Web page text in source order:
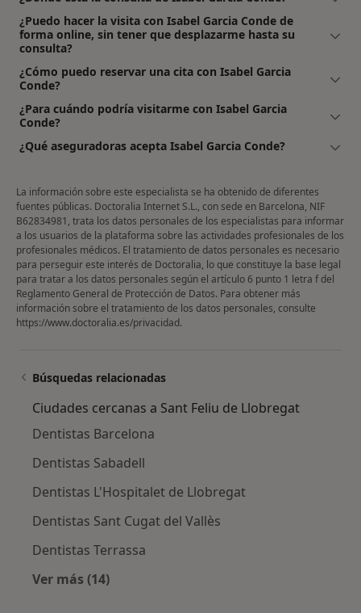
¿Puedo hacer la visita con Isabel Garcia Conde de
forma online, sin tener que desplazarme hasta su
consulta?
¿Cómo puedo reservar una cita con Isabel Garcia
Conde?
¿Para cuándo podría visitarme con Isabel Garcia
Conde?
¿Qué aseguradoras acepta Isabel Garcia Conde?
La información sobre este especialista se ha obtenido de diferentes
fuentes públicas. Doctoralia Internet S.L., con sede en Barcelona, NIF
B62834981, trata los datos personales de los especialistas para informar
a los usuarios de la plataforma sobre las actividades profesionales de los
profesionales médicos. El tratamiento de datos personales es necesario
para perseguir este interés de Doctoralia, lo que constituye la base legal
para tratar a los datos personales según el artículo 6 punto 1 letra f del
Reglamento General de Protección de Datos. Para obtener más
información sobre el tratamiento de los datos personales, consulte
https://www.doctoralia.es/privacidad.
Búsquedas relacionadas
Ciudades cercanas a Sant Feliu de Llobregat
Dentistas Barcelona
Dentistas Sabadell
Dentistas L'Hospitalet de Llobregat
Dentistas Sant Cugat del Vallès
Dentistas Terrassa
Ver más (14)